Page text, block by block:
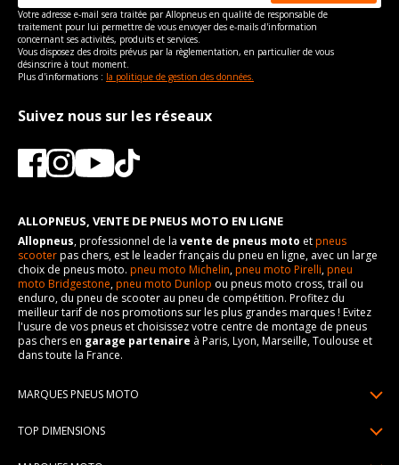
Votre adresse e-mail sera traitée par Allopneus en qualité de responsable de
traitement pour lui permettre de vous envoyer des e-mails d'information
concernant ses activités, produits et services.
Vous disposez des droits prévus par la règlementation, en particulier de vous
désinscrire à tout moment.
Plus d'informations : la politique de gestion des données.
Suivez nous sur les réseaux
ALLOPNEUS, VENTE DE PNEUS MOTO EN LIGNE
Allopneus, professionnel de la vente de pneus moto etpneus
scooterpas chers, est le leader français du pneu en ligne, avec un large
choix de pneus moto. pneu moto Michelin,pneu moto Pirelli,pneu
moto Bridgestone,pneu moto Dunlop ou pneus moto cross, trail ou
enduro, du pneu de scooter au pneu de compétition. Profitez du
meilleur tarif de nos promotions sur les plus grandes marques ! Evitez
l'usure de vos pneus et choisissez votre centre de montage de pneus
pas chers en garage partenaire à Paris, Lyon, Marseille, Toulouse et
dans toute la France.
MARQUES PNEUS MOTO
TOP DIMENSIONS